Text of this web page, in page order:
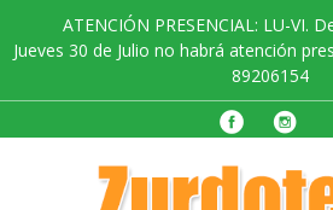
ATENCIÓN PRESENCIAL: LU-VI.
Jueves 30 de Julio no habrá atención
89206154